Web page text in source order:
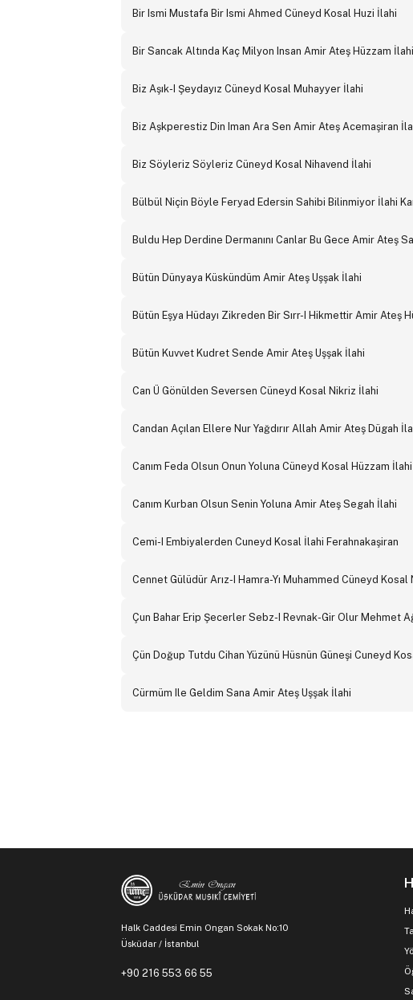
Bir Ismi Mustafa Bir Ismi Ahmed Cüneyd Kosal Huzi İlahi
Bir Sancak Altında Kaç Milyon Insan Amir Ateş Hüzzam İlahi
Biz Aşık-I Şeydayız Cüneyd Kosal Muhayyer İlahi
Biz Aşkperestiz Din Iman Ara Sen Amir Ateş Acemaşiran
Biz Söyleriz Söyleriz Cüneyd Kosal Nihavend İlahi
Bülbül Niçin Böyle Feryad Edersin Sahibi Bilinmiyor İlahi
Buldu Hep Derdine Dermanını Canlar Bu Gece Amir Ateş
Bütün Dünyaya Küskündüm Amir Ateş Uşşak İlahi
Bütün Eşya Hüdayı Zikreden Bir Sırr-I Hikmettir Amir Ateş
Bütün Kuvvet Kudret Sende Amir Ateş Uşşak İlahi
Can Ü Gönülden Seversen Cüneyd Kosal Nikriz İlahi
Candan Açılan Ellere Nur Yağdırır Allah Amir Ateş Dügah
Canım Feda Olsun Onun Yoluna Cüneyd Kosal Hüzzam İlahi
Canım Kurban Olsun Senin Yoluna Amir Ateş Segah İlahi
Cemi-I Embiyalerden Cuneyd Kosal İlahi Ferahnakaşiran
Cennet Gülüdür Arız-I Hamra-Yı Muhammed Cüneyd Kosal
Çun Bahar Erip Şecerler Sebz-I Revnak-Gir Olur Mehmet
Çün Doğup Tutdu Cihan Yüzünü Hüsnün Güneşi Cuneyd
Cürmüm Ile Geldim Sana Amir Ateş Uşşak İlahi
Halk Caddesi Emin Ongan Sokak No:10
Üsküdar / İstanbul
+90 216 553 66 55